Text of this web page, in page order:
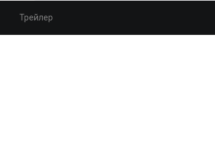
Трейлер